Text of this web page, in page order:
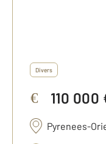
Divers
€ 110 000
Pyrenees-